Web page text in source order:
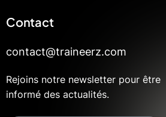
Contact
contact@traineerz.com
Rejoins notre newsletter pour être
informé des actualités.